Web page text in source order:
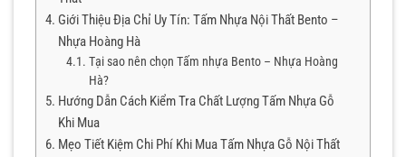
Giới Thiệu Địa Chỉ Uy Tín: Tấm Nhựa Nội Thất Bento –
Nhựa Hoàng Hà
Tại sao nên chọn Tấm nhựa Bento – Nhựa Hoàng
Hà?
Hướng Dẫn Cách Kiểm Tra Chất Lượng Tấm Nhựa Gỗ
Khi Mua
Mẹo Tiết Kiệm Chi Phí Khi Mua Tấm Nhựa Gỗ Nội Thất